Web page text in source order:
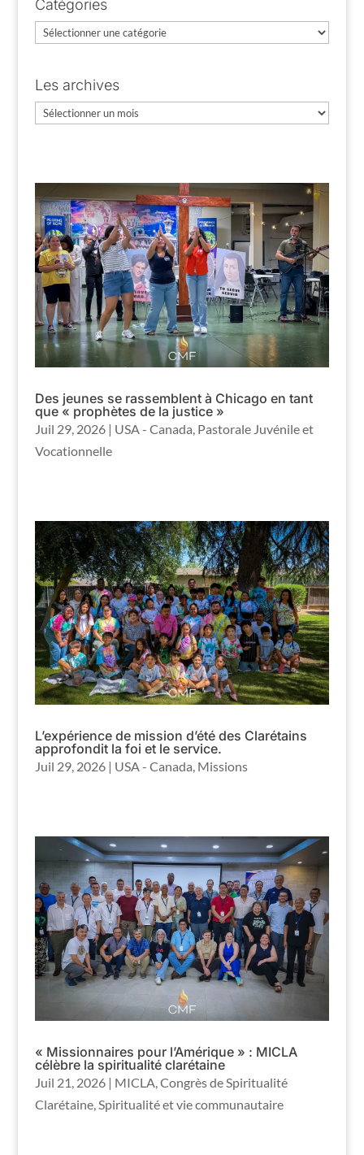
Catégories
Catégories
Les archives
Les
Des jeunes se rassemblent à Chicago en tant
que « prophètes de la justice »
Juil 29, 2026| USA - Canada Pastorale Juvénile et
Vocationnelle
L’expérience de mission d’été des Clarétains
approfondit la foi et le service.
Juil 29, 2026| USA - Canada, Missions
« Missionnaires pour l’Amérique » : MICLA
célèbre la spiritualité clarétaine
Juil 21, 2026| MICLA,Congrès de Spiritualité
Clarétaine,Spiritualité et vie communautaire